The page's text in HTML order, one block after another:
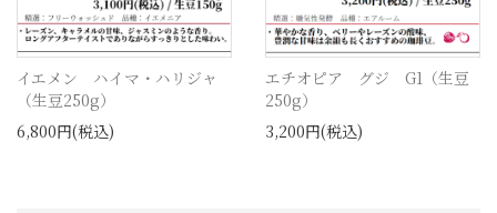
イエメン ハイマ・ハリジャ
（生豆250g）
6,800円(税込)
エチオピア グジ G1（生豆
250g）
3,200円(税込)